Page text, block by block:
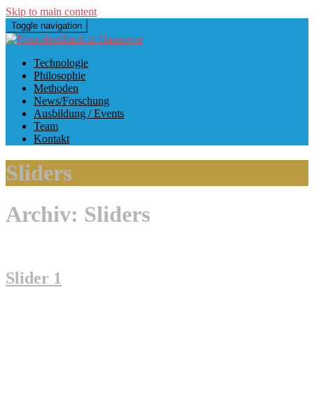
Skip to main content
Toggle navigation
Technologie
Philosophie
Methoden
News/Forschung
Ausbildung / Events
Team
Kontakt
Sliders
Archiv: Sliders
Slider 1